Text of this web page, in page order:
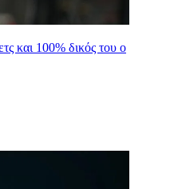
και 100% δικός του ο